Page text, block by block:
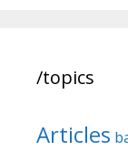
/topics
Articles